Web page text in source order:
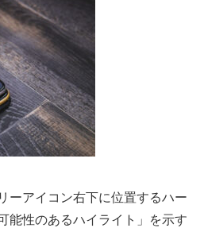
ーアイコン右下に位置するハー
能性のあるハイライト」を示す